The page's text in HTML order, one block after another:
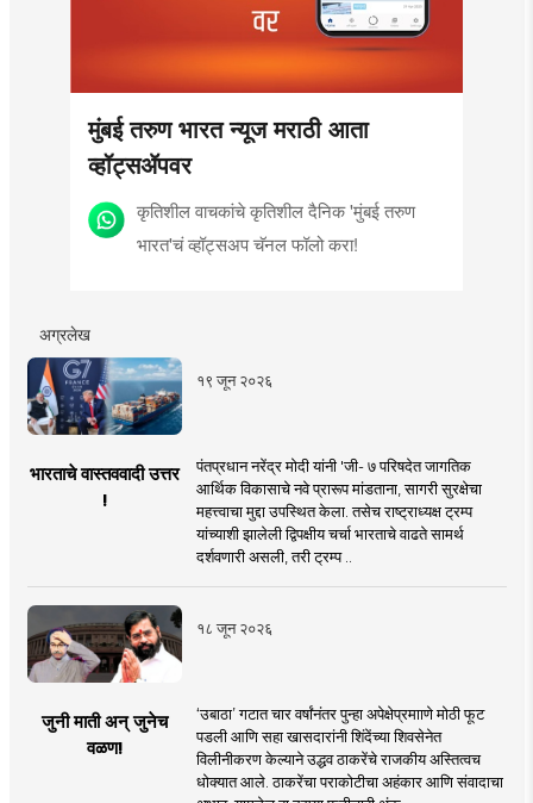
मुंबई तरुण भारत न्यूज मराठी आता
व्हॉट्सॲपवर
कृतिशील वाचकांचे कृतिशील दैनिक 'मुंबई तरुण
भारत'चं व्हॉट्सअप चॅनल फॉलो करा!
अग्रलेख
१९ जून २०२६
भारताचे वास्तववादी उत्तर
!
पंतप्रधान नरेंद्र मोदी यांनी 'जी- ७ परिषदेत जागतिक
आर्थिक विकासाचे नवे प्रारूप मांडताना, सागरी सुरक्षेचा
महत्त्वाचा मुद्दा उपस्थित केला. तसेच राष्ट्राध्यक्ष ट्रम्प
यांच्याशी झालेली द्विपक्षीय चर्चा भारताचे वाढते सामर्थ
दर्शवणारी असली, तरी ट्रम्प ..
१८ जून २०२६
जुनी माती अन् जुनेच
वळण!
‘उबाठा’ गटात चार वर्षांनंतर पुन्हा अपेक्षेप्रमााणे मोठी फूट
पडली आणि सहा खासदारांनी शिंदेंच्या शिवसेनेत
विलीनीकरण केल्याने उद्धव ठाकरेंचे राजकीय अस्तित्वच
धोक्यात आले. ठाकरेंचा पराकोटीचा अहंकार आणि संवादाचा